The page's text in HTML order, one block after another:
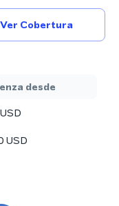
Ver Cobertura
desde
USD
USD